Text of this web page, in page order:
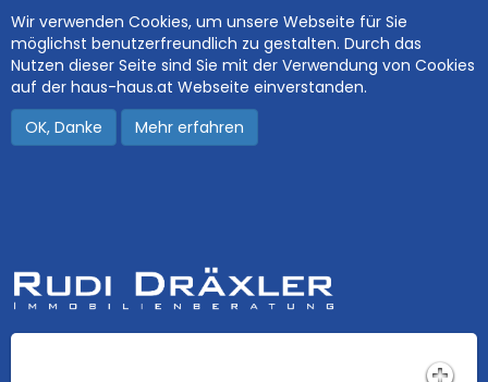
Wir verwenden Cookies, um unsere Webseite für Sie
möglichst benutzerfreundlich zu gestalten. Durch das
Nutzen dieser Seite sind Sie mit der Verwendung von Cookies
auf der haus-haus.at Webseite einverstanden.
OK, Danke
Mehr erfahren